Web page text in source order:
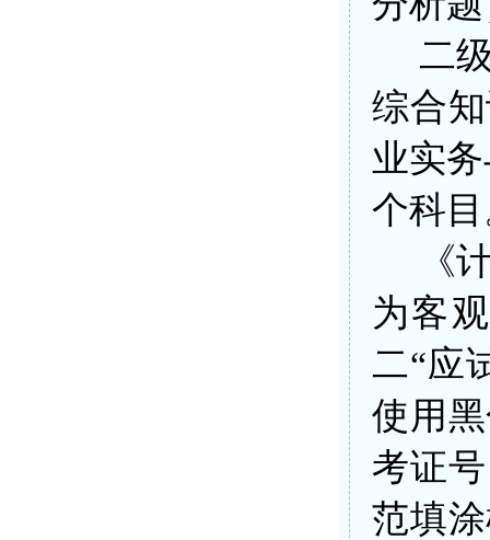
二
综合
业实
个科
《
为客
二“应
使用
考证
范填